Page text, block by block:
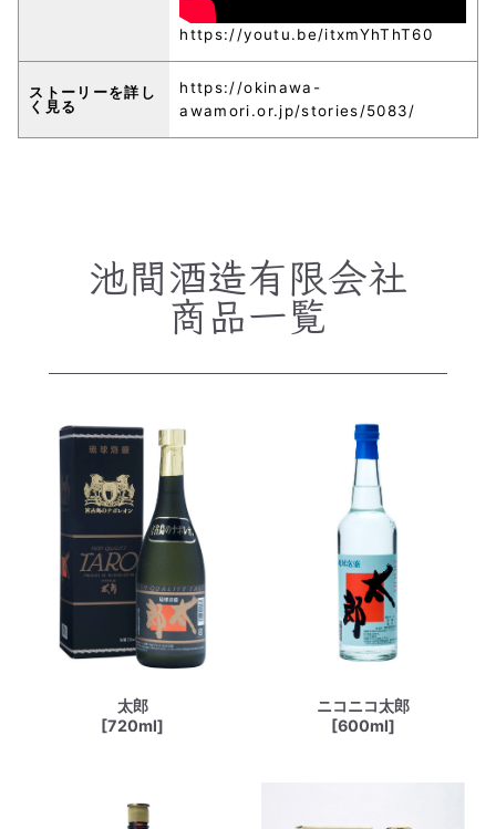
https://youtu.be/itxmYhThT60
ストーリーを詳し
く見る
https://okinawa-
awamori.or.jp/stories/5083/
池間酒造有限会社
商品一覧
太郎
[720ml]
ニコニコ太郎
[600ml]